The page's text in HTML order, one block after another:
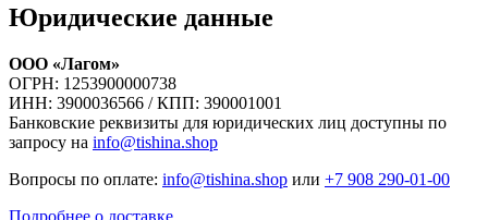
Юридические данные
ООО «Лагом»
ОГРН: 1253900000738
ИНН: 3900036566 / КПП: 390001001
Банковские реквизиты для юридических лиц доступны по
запросу на info@tishina.shop
Вопросы по оплате: info@tishina.shop или +7 908 290-01-00